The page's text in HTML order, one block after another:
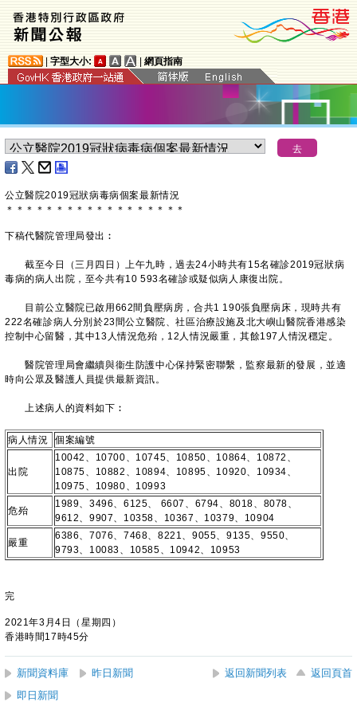
字型大小: 網頁指南
公立醫院2019冠狀病毒病個案最新情況
＊ ＊ ＊ ＊ ＊ ＊ ＊ ＊ ＊ ＊ ＊ ＊ ＊ ＊ ＊ ＊ ＊ ＊
下稿代醫院管理局發出︰
截至今日（三月四日）上午九時，過去24小時共有15名確診2019冠狀病
毒病的病人出院，至今共有10 593名確診或疑似病人康復出院。
目前公立醫院已啟用662間負壓病房，合共1 190張負壓病床，現時共有
222名確診病人分別於23間公立醫院、社區治療設施及北大嶼山醫院香港感染
控制中心留醫，其中13人情況危殆，12人情況嚴重，其餘197人情況穩定。
醫院管理局會繼續與衞生防護中心保持緊密聯繫，監察最新的發展，並適
時向公眾及醫護人員提供最新資訊。
上述病人的資料如下︰
病人情況 個案編號
出院
10042、10700、10745、10850、10864、10872、
10875、10882、10894、10895、10920、10934、
10975、10980、10993
危殆
1989、3496、6125、 6607、6794、8018、8078、
9612、9907、10358、10367、10379、10904
嚴重
6386、7076、7468、8221、9055、9135、9550、
9793、10083、10585、10942、10953
完
2021年3月4日（星期四）
香港時間17時45分
新聞資料庫 昨日新聞 返回新聞列表
返回頁首
即日新聞